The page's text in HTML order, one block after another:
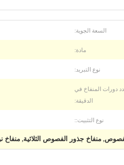
السعة الجوية:
مادة:
نوع التبريد:
دورات المنفاخ في
الدقيقة:
نوع التثبيت::
, منفاخ جذور الفصوص الثلاثية, منفاخ